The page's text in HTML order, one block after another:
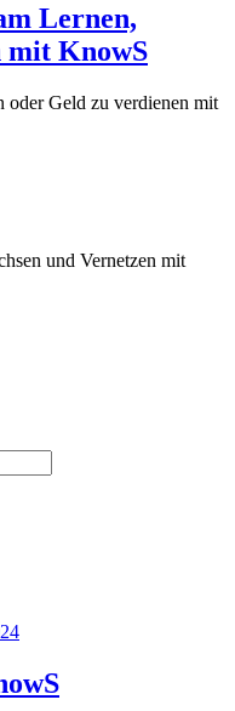
Lernen,
mit KnowS
Geld zu verdienen mit
und Vernetzen mit